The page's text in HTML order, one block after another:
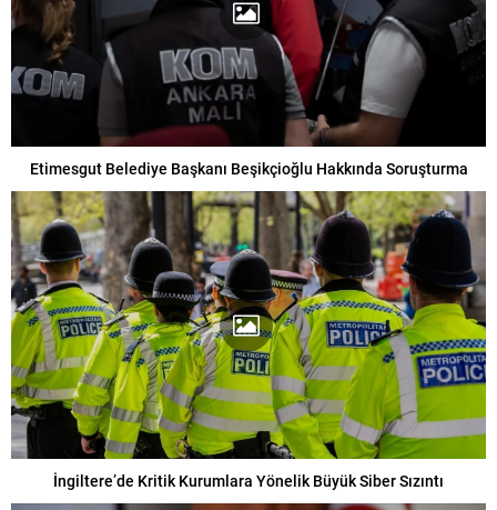
Etimesgut Belediye Başkanı Beşikçioğlu Hakkında Soruşturma
İngiltere’de Kritik Kurumlara Yönelik Büyük Siber Sızıntı